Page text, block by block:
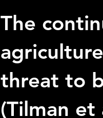
The
threat to
(Tilman et